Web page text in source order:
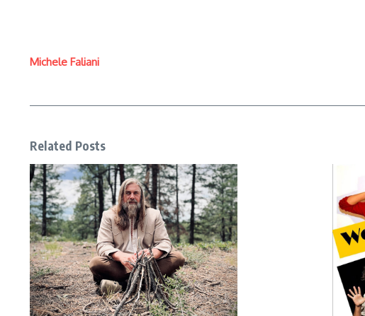
Michele Faliani
Related Posts